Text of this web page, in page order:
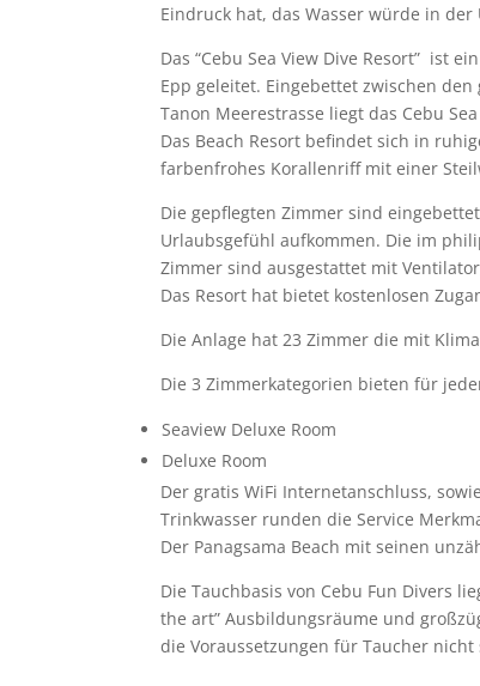
Eindruck hat, das Wasser würde in
Das “Cebu Sea View Dive Resort” ist
Epp geleitet. Eingebettet zwischen
Tanon Meerestrasse liegt das Cebu
Das Beach Resort befindet sich in
farbenfrohes Korallenriff mit einer
Die gepflegten Zimmer sind
Urlaubsgefühl aufkommen. Die im
Zimmer sind ausgestattet mit
Das Resort hat bietet kostenlosen
Die Anlage hat 23 Zimmer die mit
Die 3 Zimmerkategorien bieten für
Seaview Deluxe Room
Deluxe Room
Der gratis WiFi Internetanschluss,
Trinkwasser runden die Service
Der Panagsama Beach mit seinen
Die Tauchbasis von Cebu Fun Divers
the art” Ausbildungsräume und
die Voraussetzungen für Taucher